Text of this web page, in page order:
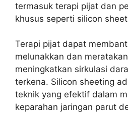
termasuk terapi pijat dan
khusus seperti silicon
Terapi pijat dapat
melunakkan dan
meningkatkan sirkulasi
terkena. Silicon sheeting
teknik yang efektif dalam
keparahan jaringan parut